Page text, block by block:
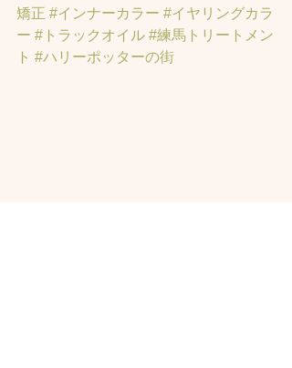
矯正 #インナーカラー #イヤリングカラ
ー #トラックオイル #練馬トリートメン
ト #ハリーポッターの街